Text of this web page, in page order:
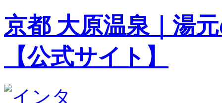
京都 大原温泉｜湯
【公式サイト】